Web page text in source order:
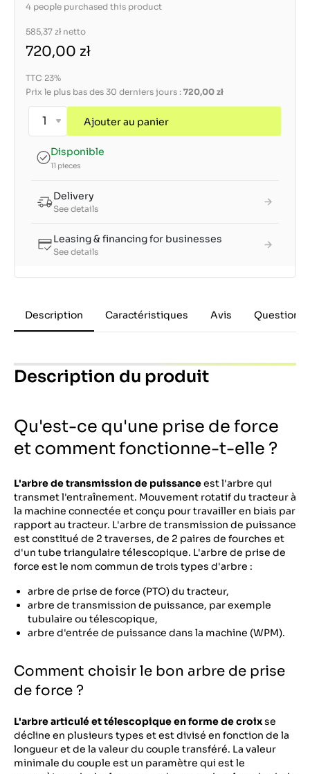
4 people purchased this product
585,37 zł netto
720,00 zł
TTC 23%
Prix le plus bas des 30 derniers jours : 720,00 zł
Ajouter au panier
Disponible
11 pieces
Delivery
See details
Leasing & financing for businesses
See details
Description Caractéristiques Avis Questions
Description du produit
Qu'est-ce qu'une prise de force
et comment fonctionne-t-elle ?
L'arbre de transmission de puissanceest l'arbre qui
transmet l'entraînement. Mouvement rotatif du tracteur à
la machine connectée et conçu pour travailler en biais par
rapport au tracteur. L'arbre de transmission de puissance
est constitué de 2 traverses, de 2 paires de fourches et
d'un tube triangulaire télescopique. L'arbre de prise de
force est le nom commun de trois types d'arbre :
arbre de prise de force (PTO) du tracteur,
arbre de transmission de puissance, par exemple
tubulaire ou télescopique,
arbre d'entrée de puissance dans la machine (WPM).
Comment choisir le bon arbre de prise
de force ?
L'arbre articulé et télescopique en forme de croixse
décline en plusieurs types et est divisé en fonction de la
longueur et de la valeur du couple transféré. La valeur
minimale du couple est un paramètre qui est le